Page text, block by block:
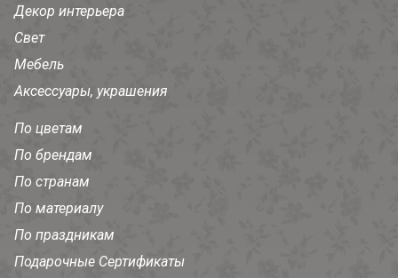
Декор интерьера
Свет
Мебель
Аксессуары, украшения
По цветам
По брендам
По странам
По материалу
По праздникам
Подарочные Сертификаты